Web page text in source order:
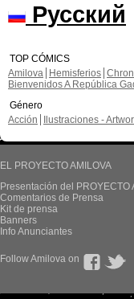
Русский
TOP CÓMICS
Amilova
Hemisferios
Bienvenidos A República
Género
Acción
Ilustraciones -
EL PROYECTO AMILOVA
Presentación del PROYECTO
Comentarios de Prensa
Kit de prensa
Banners
Info Anunciantes
Follow Amilova on